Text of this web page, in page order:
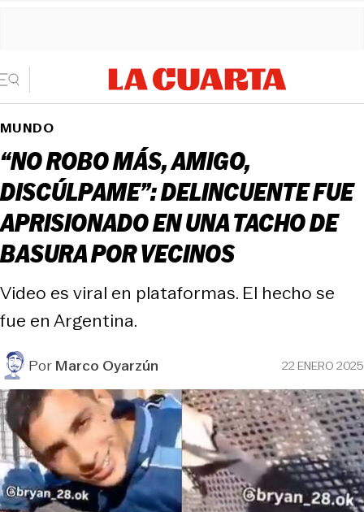
MUNDO
“NO ROBO MÁS, AMIGO,
DISCÚLPAME”: DELINCUENTE FUE
APRISIONADO EN UNA TACHO DE
BASURA POR VECINOS
Video es viral en plataformas. El hecho se
fue en Argentina.
PorMarco Oyarzún 22 ENERO 2025